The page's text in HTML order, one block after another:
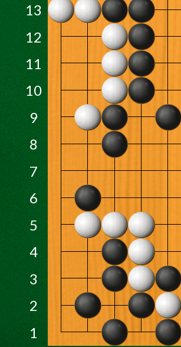
13
12
11
10
9
8
7
6
5
4
3
2
1